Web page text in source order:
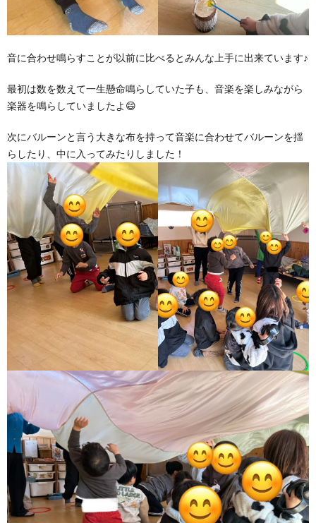
音に合わせ鳴らすことが以前に比べるとみんな上手に出来ています♪
最初は数を数えて一生懸命鳴らしていた子も、音楽を楽しみながら
楽器を鳴らしていましたよ😄
次にバルーンと言う大きな布を持って音楽に合わせてバルーンを揺
らしたり、中に入ってみたりしました！